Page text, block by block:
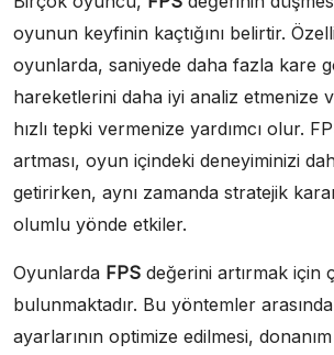
oyunun keyfinin kaçtığını belirtir.
oyunlarda, saniyede daha fazla kare
hareketlerini daha iyi analiz etmenize
hızlı tepki vermenize yardımcı olur.
artması, oyun içindeki deneyiminizi
getirirken, aynı zamanda stratejik
olumlu yönde etkiler.
Oyunlarda FPS değerini artırmak için
bulunmaktadır. Bu yöntemler
ayarlarının optimize edilmesi,